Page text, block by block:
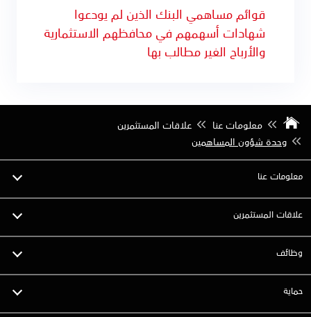
قوائم مساهمي البنك الذين لم يودعوا
شهادات أسهمهم في محافظهم الاستثمارية
والأرباح الغير مطالب بها
معلومات عنا
علاقات المستثمرين
وحدة شؤون المساهمين
معلومات عنا
علاقات المستثمرين
وظائف
حماية